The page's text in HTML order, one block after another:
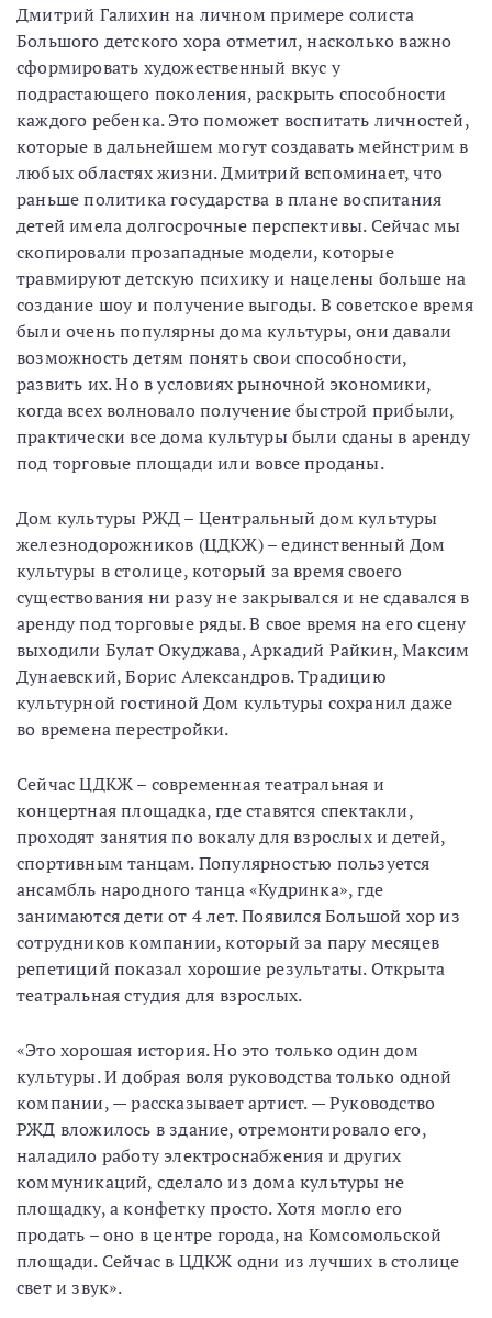
Дмитрий Галихин на личном примере солиста
Большого детского хора отметил, насколько важно
сформировать художественный вкус у
подрастающего поколения, раскрыть способности
каждого ребенка. Это поможет воспитать личностей,
которые в дальнейшем могут создавать мейнстрим в
любых областях жизни. Дмитрий вспоминает, что
раньше политика государства в плане воспитания
детей имела долгосрочные перспективы. Сейчас мы
скопировали прозападные модели, которые
травмируют детскую психику и нацелены больше на
создание шоу и получение выгоды. В советское время
были очень популярны дома культуры, они давали
возможность детям понять свои способности,
развить их. Но в условиях рыночной экономики,
когда всех волновало получение быстрой прибыли,
практически все дома культуры были сданы в аренду
под торговые площади или вовсе проданы.
Дом культуры РЖД – Центральный дом культуры
железнодорожников (ЦДКЖ) – единственный Дом
культуры в столице, который за время своего
существования ни разу не закрывался и не сдавался в
аренду под торговые ряды. В свое время на его сцену
выходили Булат Окуджава, Аркадий Райкин, Максим
Дунаевский, Борис Александров. Традицию
культурной гостиной Дом культуры сохранил даже
во времена перестройки.
Сейчас ЦДКЖ – современная театральная и
концертная площадка, где ставятся спектакли,
проходят занятия по вокалу для взрослых и детей,
спортивным танцам. Популярностью пользуется
ансамбль народного танца «Кудринка», где
занимаются дети от 4 лет. Появился Большой хор из
сотрудников компании, который за пару месяцев
репетиций показал хорошие результаты. Открыта
театральная студия для взрослых.
«Это хорошая история. Но это только один дом
культуры. И добрая воля руководства только одной
компании, — рассказывает артист. — Руководство
РЖД вложилось в здание, отремонтировало его,
наладило работу электроснабжения и других
коммуникаций, сделало из дома культуры не
площадку, а конфетку просто. Хотя могло его
продать – оно в центре города, на Комсомольской
площади. Сейчас в ЦДКЖ одни из лучших в столице
свет и звук».